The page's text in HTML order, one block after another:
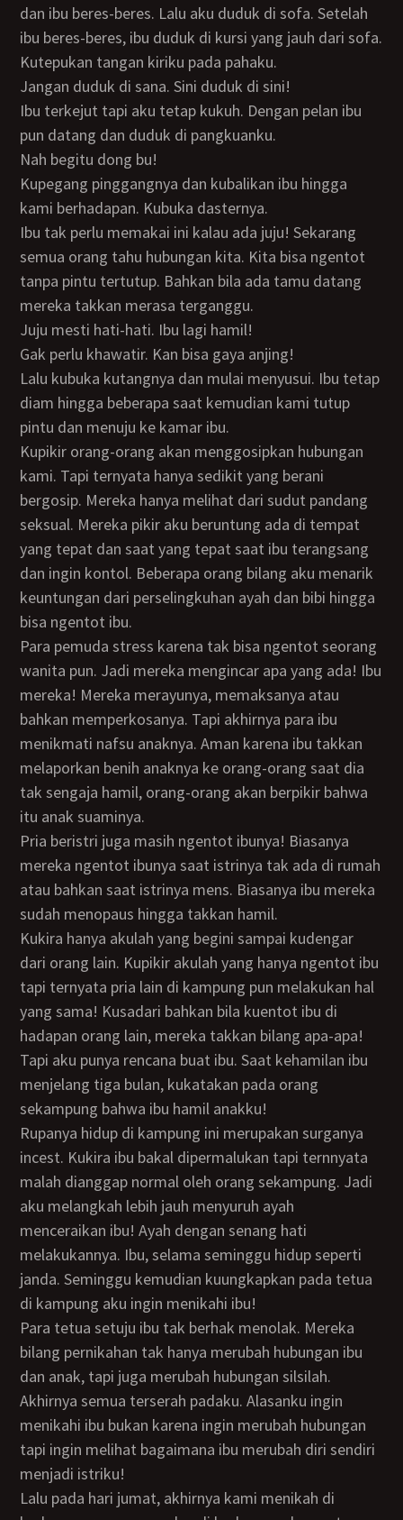
dan ibu beres-beres. Lalu aku duduk di sofa. Setelah
ibu beres-beres, ibu duduk di kursi yang jauh dari sofa.
Kutepukan tangan kiriku pada pahaku.
Jangan duduk di sana. Sini duduk di sini!
Ibu terkejut tapi aku tetap kukuh. Dengan pelan ibu
pun datang dan duduk di pangkuanku.
Nah begitu dong bu!
Kupegang pinggangnya dan kubalikan ibu hingga
kami berhadapan. Kubuka dasternya.
Ibu tak perlu memakai ini kalau ada juju! Sekarang
semua orang tahu hubungan kita. Kita bisa ngentot
tanpa pintu tertutup. Bahkan bila ada tamu datang
mereka takkan merasa terganggu.
Juju mesti hati-hati. Ibu lagi hamil!
Gak perlu khawatir. Kan bisa gaya anjing!
Lalu kubuka kutangnya dan mulai menyusui. Ibu tetap
diam hingga beberapa saat kemudian kami tutup
pintu dan menuju ke kamar ibu.
Kupikir orang-orang akan menggosipkan hubungan
kami. Tapi ternyata hanya sedikit yang berani
bergosip. Mereka hanya melihat dari sudut pandang
seksual. Mereka pikir aku beruntung ada di tempat
yang tepat dan saat yang tepat saat ibu terangsang
dan ingin kontol. Beberapa orang bilang aku menarik
keuntungan dari perselingkuhan ayah dan bibi hingga
bisa ngentot ibu.
Para pemuda stress karena tak bisa ngentot seorang
wanita pun. Jadi mereka mengincar apa yang ada! Ibu
mereka! Mereka merayunya, memaksanya atau
bahkan memperkosanya. Tapi akhirnya para ibu
menikmati nafsu anaknya. Aman karena ibu takkan
melaporkan benih anaknya ke orang-orang saat dia
tak sengaja hamil, orang-orang akan berpikir bahwa
itu anak suaminya.
Pria beristri juga masih ngentot ibunya! Biasanya
mereka ngentot ibunya saat istrinya tak ada di rumah
atau bahkan saat istrinya mens. Biasanya ibu mereka
sudah menopaus hingga takkan hamil.
Kukira hanya akulah yang begini sampai kudengar
dari orang lain. Kupikir akulah yang hanya ngentot ibu
tapi ternyata pria lain di kampung pun melakukan hal
yang sama! Kusadari bahkan bila kuentot ibu di
hadapan orang lain, mereka takkan bilang apa-apa!
Tapi aku punya rencana buat ibu. Saat kehamilan ibu
menjelang tiga bulan, kukatakan pada orang
sekampung bahwa ibu hamil anakku!
Rupanya hidup di kampung ini merupakan surganya
incest. Kukira ibu bakal dipermalukan tapi ternnyata
malah dianggap normal oleh orang sekampung. Jadi
aku melangkah lebih jauh menyuruh ayah
menceraikan ibu! Ayah dengan senang hati
melakukannya. Ibu, selama seminggu hidup seperti
janda. Seminggu kemudian kuungkapkan pada tetua
di kampung aku ingin menikahi ibu!
Para tetua setuju ibu tak berhak menolak. Mereka
bilang pernikahan tak hanya merubah hubungan ibu
dan anak, tapi juga merubah hubungan silsilah.
Akhirnya semua terserah padaku. Alasanku ingin
menikahi ibu bukan karena ingin merubah hubungan
tapi ingin melihat bagaimana ibu merubah diri sendiri
menjadi istriku!
Lalu pada hari jumat, akhirnya kami menikah di